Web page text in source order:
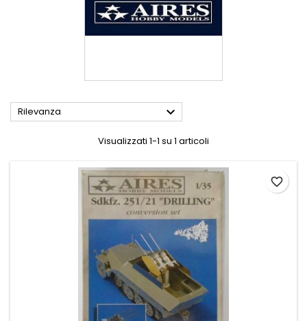
Rilevanza 
Visualizzati 1-1 su 1 articoli
favorite_border